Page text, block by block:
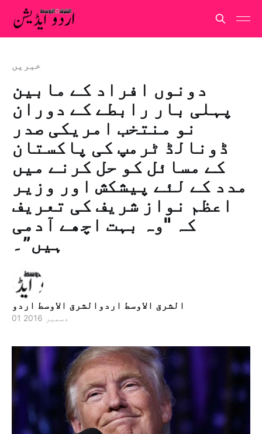
خبريں
دونوں افراد کے مابین
پہلی بار رابطے کے دوران
نو منتخب امریکی صدر
ڈونالڈ ٹرمپ کی پاکستان
کے مسائل کو حل کرنے میں
مدد کے لئے پیشکش اور وزیر
اعظم نواز شریف کی تعریف
کہ "وہ بہت اچھے آدمی
ہیں”۔
الشرق الاوسط اردوالشرق الاوسط اردو
01 دسمبر 2016